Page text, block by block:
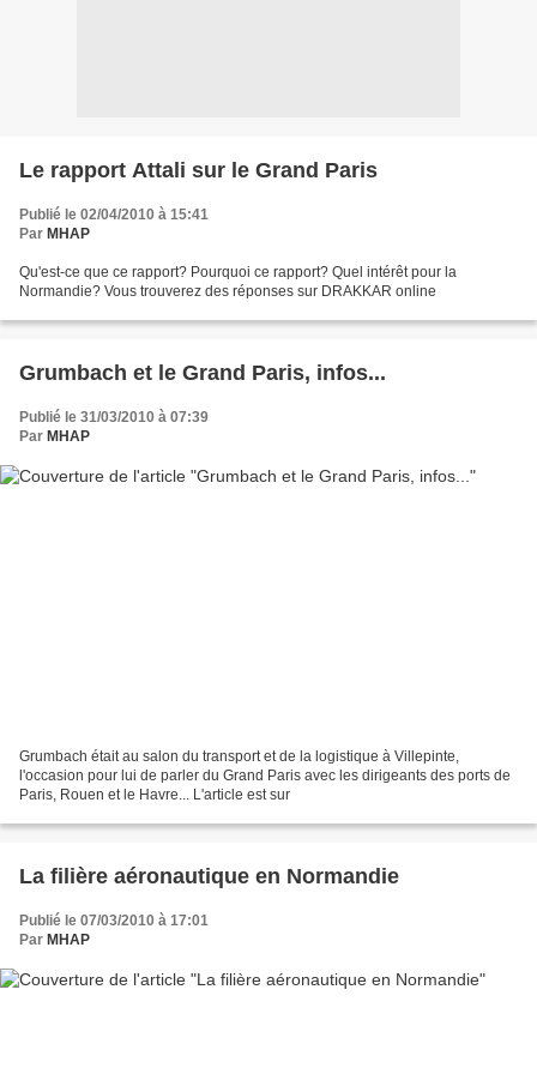
Le rapport Attali sur le Grand Paris
Publié le 02/04/2010 à 15:41
Par MHAP
Qu'est-ce que ce rapport? Pourquoi ce rapport? Quel intérêt pour la
Normandie? Vous trouverez des réponses sur DRAKKAR online
Grumbach et le Grand Paris, infos...
Publié le 31/03/2010 à 07:39
Par MHAP
Grumbach était au salon du transport et de la logistique à Villepinte,
l'occasion pour lui de parler du Grand Paris avec les dirigeants des ports de
Paris, Rouen et le Havre... L'article est sur
La filière aéronautique en Normandie
Publié le 07/03/2010 à 17:01
Par MHAP